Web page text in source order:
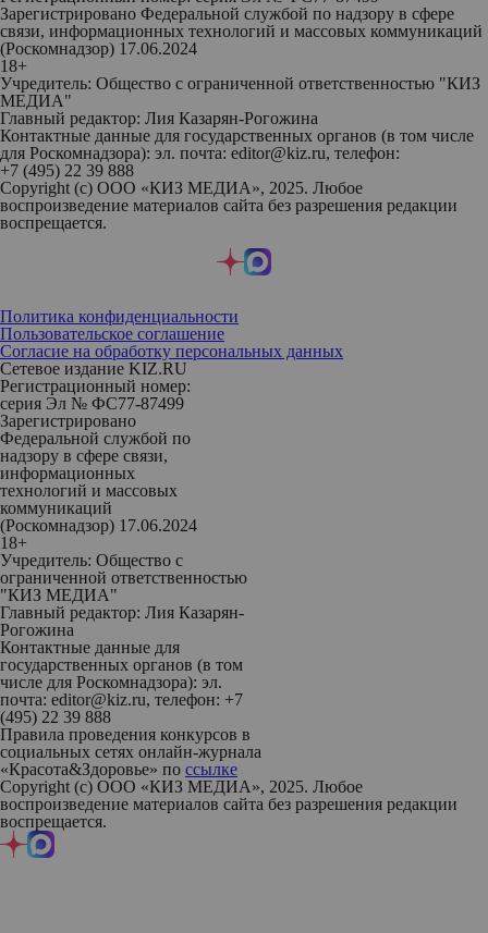
Зарегистрировано Федеральной службой по надзору в сфере
связи, информационных технологий и массовых коммуникаций
(Роскомнадзор) 17.06.2024
18+
Учредитель: Общество с ограниченной ответственностью "КИЗ
МЕДИА"
Главный редактор: Лия Казарян-Рогожина
Контактные данные для государственных органов (в том числе
для Роскомнадзора): эл. почта: editor@kiz.ru, телефон:
+7 (495) 22 39 888
Copyright (с) ООО «КИЗ МЕДИА», 2025. Любое
воспроизведение материалов сайта без разрешения редакции
воспрещается.
Политика конфиденциальности
Пользовательское соглашение
Согласие на обработку персональных данных
Сетевое издание KIZ.RU
Регистрационный номер:
серия Эл № ФС77-87499
Зарегистрировано
Федеральной службой по
надзору в сфере связи,
информационных
технологий и массовых
коммуникаций
(Роскомнадзор) 17.06.2024
18+
Учредитель: Общество с
ограниченной ответственностью
"КИЗ МЕДИА"
Главный редактор: Лия Казарян-
Рогожина
Контактные данные для
государственных органов (в том
числе для Роскомнадзора): эл.
почта: editor@kiz.ru, телефон: +7
(495) 22 39 888
Правила проведения конкурсов в
социальных сетях онлайн-журнала
«Красота&Здоровье» по ссылке
Copyright (с) ООО «КИЗ МЕДИА», 2025. Любое
воспроизведение материалов сайта без разрешения редакции
воспрещается.